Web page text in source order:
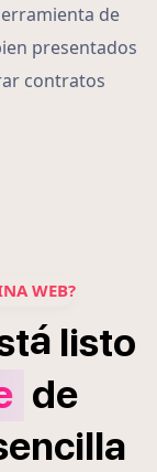
de
presentados
contratos
WEB?
á listo
de